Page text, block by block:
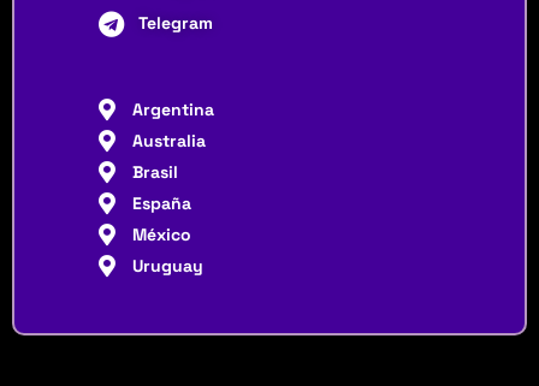
Telegram
Argentina
Australia
Brasil
España
México
Uruguay